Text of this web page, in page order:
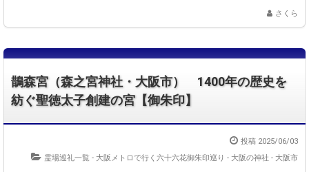
さくら
鵲森宮（森之宮神社・大阪市） 1400年の歴史を
紡ぐ聖徳太子創建の宮【御朱印】
投稿 2025/06/03
霊場巡礼一覧 - 大阪メトロで行く六十六花御朱印巡り - 大阪の神社 - 大阪市